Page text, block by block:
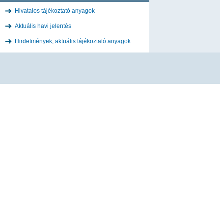
Hivatalos tájékoztató anyagok
Aktuális havi jelentés
Hirdetmények, aktuális tájékoztató anyagok